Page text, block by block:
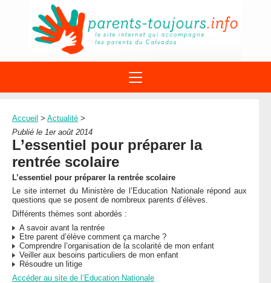
À PROPOS DU REAAP
1ÈRE VISITE
ACTUALITÉ
AGENDA
DISPOSITIFS PARENTALITÉ
SITES INTERNET
NUMÉROS VERTS
LEXIQUE
LETTRES D’INFO
MENTIONS LÉGALES
CONTACT
STRUCTURES
DOCUMENTS
FORMATIONS
Accueil > Actualité >
Publié le 1er août 2014
L’essentiel pour préparer la
rentrée scolaire
L’essentiel pour préparer la rentrée scolaire
Le site internet du Ministère de l’Education Nationale répond aux
questions que se posent de nombreux parents d’élèves.
Différents thèmes sont abordés :
A savoir avant la rentrée
Etre parent d’élève comment ça marche ?
Comprendre l’organisation de la scolarité de mon enfant
Veiller aux besoins particuliers de mon enfant
Résoudre un litige
Accéder au site de l’Education Nationale